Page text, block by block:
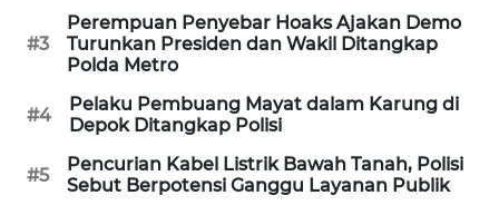
#3
Perempuan Penyebar Hoaks Ajakan Demo
Turunkan Presiden dan Wakil Ditangkap
Polda Metro
#4
Pelaku Pembuang Mayat dalam Karung di
Depok Ditangkap Polisi
#5
Pencurian Kabel Listrik Bawah Tanah, Polisi
Sebut Berpotensi Ganggu Layanan Publik
MASYARAKAT
KELISTRIKAN
WALINKI
ID
MAWAKA